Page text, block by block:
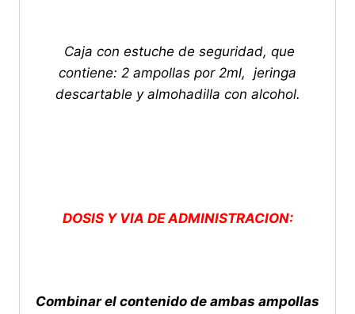
Caja con estuche de seguridad, que
contiene: 2 ampollas por 2ml, jeringa
descartable y almohadilla con alcohol.
DOSIS Y VIA DE ADMINISTRACION:
Combinar el contenido de ambas ampollas